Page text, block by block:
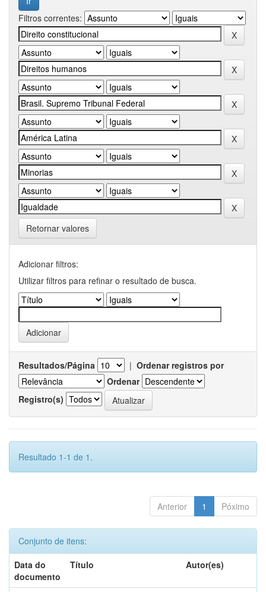
Filtros correntes:
Retornar valores
Adicionar filtros:
Utilizar filtros para refinar o resultado de busca.
Resultados/Página | Ordenar registros por
Ordenar
Registro(s)
Resultado 1-1 de 1.
Anterior 1 Póximo
Conjunto de itens:
Data do
documento
Título Autor(es)